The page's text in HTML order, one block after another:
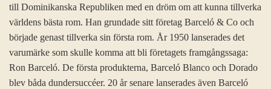
till Dominikanska Republiken med en dröm om att kunna tillverka
världens bästa rom. Han grundade sitt företag Barceló & Co och
började genast tillverka sin första rom. År 1950 lanserades det
varumärke som skulle komma att bli företagets framgångssaga:
Ron Barceló. De första produkterna, Barceló Blanco och Dorado
blev båda dundersuccéer. 20 år senare lanserades även Barceló